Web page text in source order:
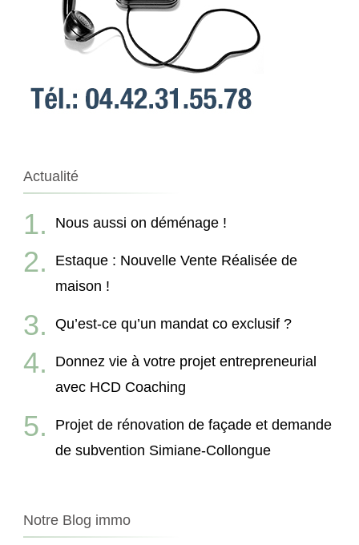
Actualité
Nous aussi on déménage !
Estaque : Nouvelle Vente Réalisée de
maison !
Qu’est-ce qu’un mandat co exclusif ?
Donnez vie à votre projet entrepreneurial
avec HCD Coaching
Projet de rénovation de façade et demande
de subvention Simiane-Collongue
Notre Blog immo